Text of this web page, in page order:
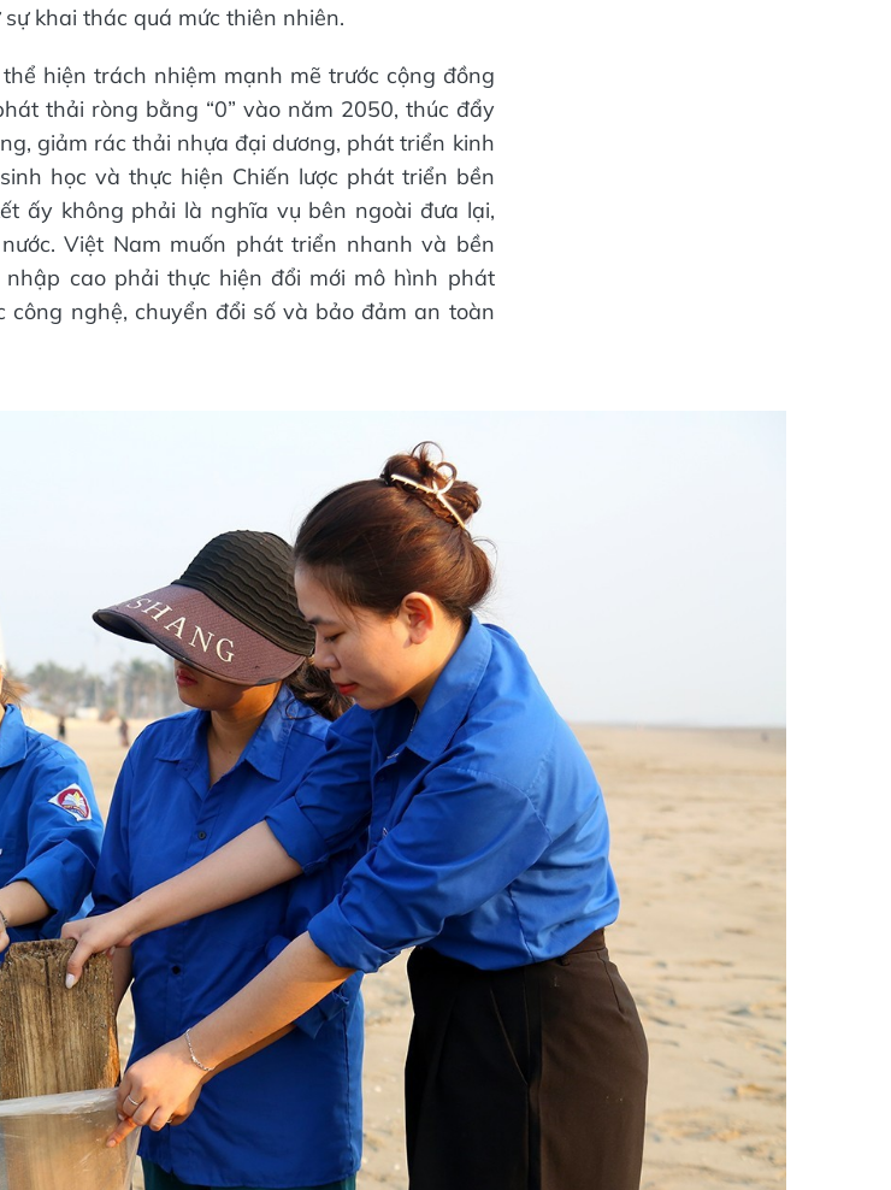
khai thác quá mức thiên nhiên.
hiện trách nhiệm mạnh mẽ trước cộng đồng
thải ròng bằng “0” vào năm 2050, thúc đẩy
giảm rác thải nhựa đại dương, phát triển kinh
học và thực hiện Chiến lược phát triển bền
ấy không phải là nghĩa vụ bên ngoài đưa lại,
Việt Nam muốn phát triển nhanh và bền
cao phải thực hiện đổi mới mô hình phát
nghệ, chuyển đổi số và bảo đảm an toàn